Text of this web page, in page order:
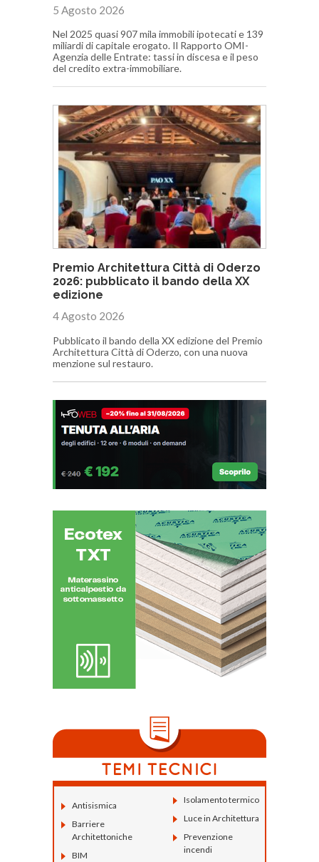
5 Agosto 2026
Nel 2025 quasi 907 mila immobili ipotecati e 139
miliardi di capitale erogato. Il Rapporto OMI-
Agenzia delle Entrate: tassi in discesa e il peso
del credito extra-immobiliare.
Premio Architettura Città di Oderzo
2026: pubblicato il bando della XX
edizione
4 Agosto 2026
Pubblicato il bando della XX edizione del Premio
Architettura Città di Oderzo, con una nuova
menzione sul restauro.
Antisismica
Barriere
Architettoniche
BIM
Isolamento termico
Luce in Architettura
Prevenzione
incendi